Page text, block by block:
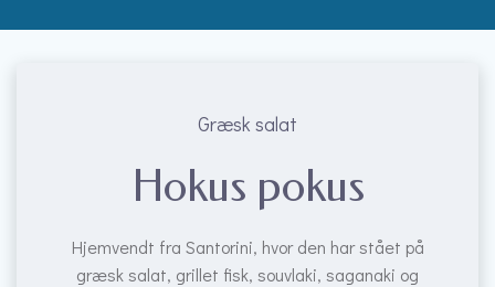
Græsk salat
Hokus pokus
Hjemvendt fra Santorini, hvor den har stået på
græsk salat, grillet fisk, souvlaki, saganaki og